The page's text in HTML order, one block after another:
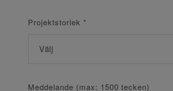
Projektstorlek *
Meddelande (max: 1500 tecken)